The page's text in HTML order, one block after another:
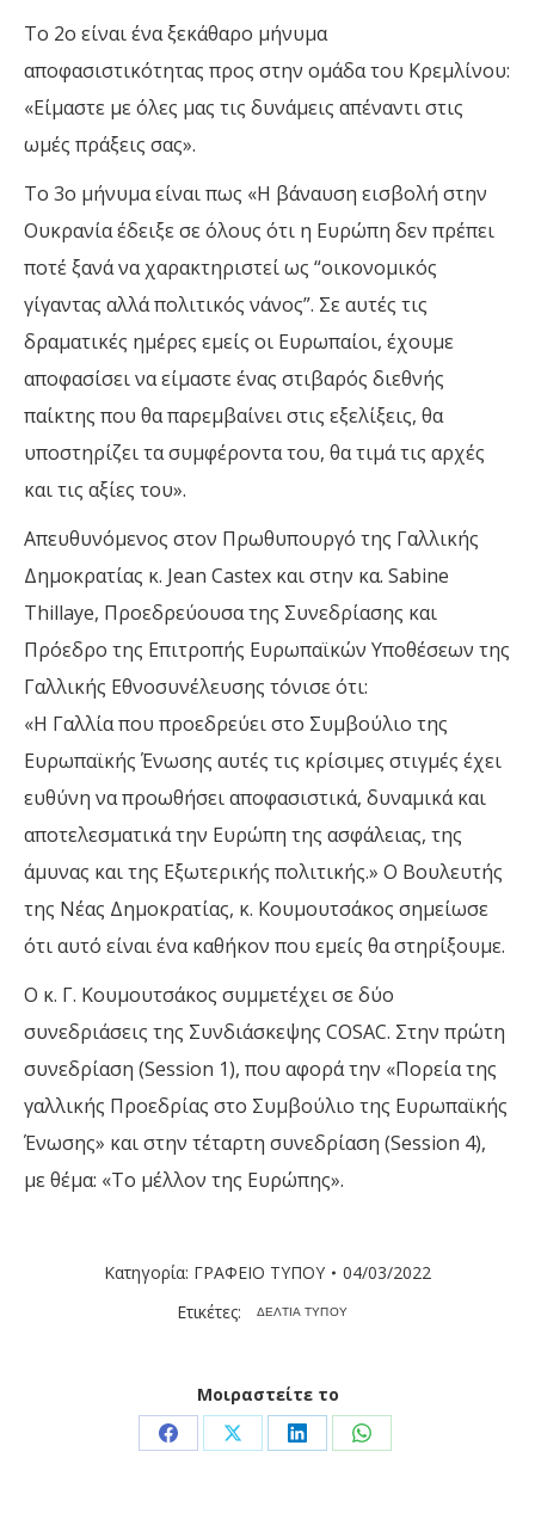
Το 2ο είναι ένα ξεκάθαρο μήνυμα
αποφασιστικότητας προς στην ομάδα του Κρεμλίνου:
«Είμαστε με όλες μας τις δυνάμεις απέναντι στις
ωμές πράξεις σας».
Το 3ο μήνυμα είναι πως «Η βάναυση εισβολή στην
Ουκρανία έδειξε σε όλους ότι η Ευρώπη δεν πρέπει
ποτέ ξανά να χαρακτηριστεί ως “οικονομικός
γίγαντας αλλά πολιτικός νάνος”. Σε αυτές τις
δραματικές ημέρες εμείς οι Ευρωπαίοι, έχουμε
αποφασίσει να είμαστε ένας στιβαρός διεθνής
παίκτης που θα παρεμβαίνει στις εξελίξεις, θα
υποστηρίζει τα συμφέροντα του, θα τιμά τις αρχές
και τις αξίες του».
Απευθυνόμενος στον Πρωθυπουργό της Γαλλικής
Δημοκρατίας κ. Jean Castex και στην κα. Sabine
Thillaye, Προεδρεύουσα της Συνεδρίασης και
Πρόεδρο της Επιτροπής Ευρωπαϊκών Υποθέσεων της
Γαλλικής Εθνοσυνέλευσης τόνισε ότι:
«Η Γαλλία που προεδρεύει στο Συμβούλιο της
Ευρωπαϊκής Ένωσης αυτές τις κρίσιμες στιγμές έχει
ευθύνη να προωθήσει αποφασιστικά, δυναμικά και
αποτελεσματικά την Ευρώπη της ασφάλειας, της
άμυνας και της Εξωτερικής πολιτικής.» Ο Βουλευτής
της Νέας Δημοκρατίας, κ. Κουμουτσάκος σημείωσε
ότι αυτό είναι ένα καθήκον που εμείς θα στηρίξουμε.
Ο κ. Γ. Κουμουτσάκος συμμετέχει σε δύο
συνεδριάσεις της Συνδιάσκεψης COSAC. Στην πρώτη
συνεδρίαση (Session 1), που αφορά την «Πορεία της
γαλλικής Προεδρίας στο Συμβούλιο της Ευρωπαϊκής
Ένωσης» και στην τέταρτη συνεδρίαση (Session 4),
με θέμα: «Το μέλλον της Ευρώπης».
Κατηγορία: ΓΡΑΦΕΙΟ ΤΥΠΟΥ
04/03/2022
Ετικέτες:
ΔΕΛΤΙΑ ΤΥΠΟΥ
Μοιραστείτε το
Share Share Share Share